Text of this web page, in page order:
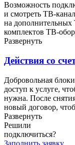
Возможность
и смотреть ТВ-
на дополнительных
комплектов ТВ-
Развернуть
Действия со
Добровольная
доступ к услуге,
нужна. После
новый договор,
Развернуть
Решили
подключиться?
Заполнить заявку